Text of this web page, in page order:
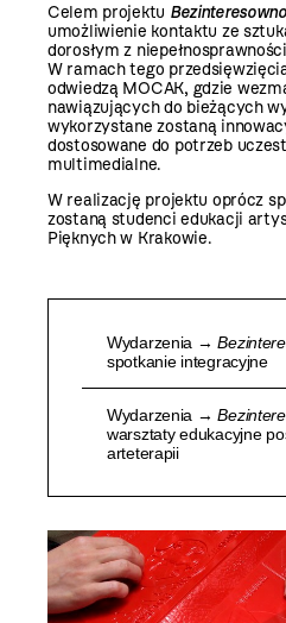
Celem projektu
umożliwienie kontaktu ze
dorosłym z
W ramach tego
odwiedzą MOCAK, gdzie
nawiązujących do bieżących
wykorzystane zostaną
dostosowane do potrzeb
multimedialne.
W realizację projektu oprócz
zostaną studenci edukacji
Pięknych w Krakowie.
Wydarzenia →
spotkanie integracyjne
Wydarzenia →
warsztaty edukacyjne
arteterapii